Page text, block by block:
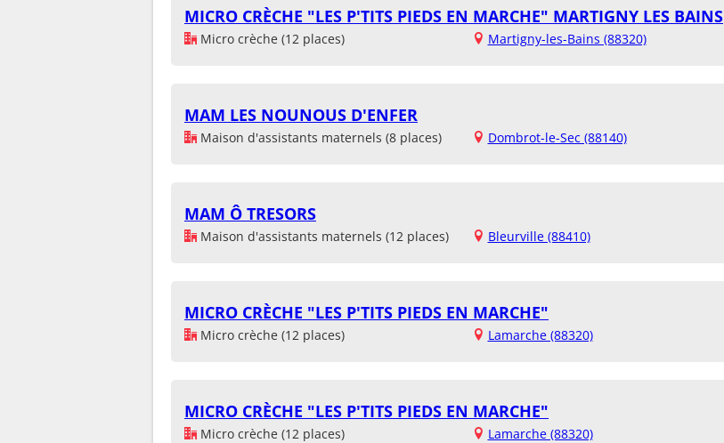
MICRO CRÈCHE "LES P'TITS PIEDS EN MARCHE" MARTIGNY LES BAINS
Micro crèche (12 places) Martigny-les-Bains (88320)
MAM LES NOUNOUS D'ENFER
Maison d'assistants maternels (8 places) Dombrot-le-Sec (88140)
MAM Ô TRESORS
Maison d'assistants maternels (12 places) Bleurville (88410)
MICRO CRÈCHE "LES P'TITS PIEDS EN MARCHE"
Micro crèche (12 places) Lamarche (88320)
MICRO CRÈCHE "LES P'TITS PIEDS EN MARCHE"
Micro crèche (12 places) Lamarche (88320)